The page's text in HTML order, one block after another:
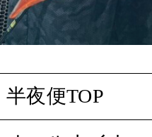
半夜便TOP